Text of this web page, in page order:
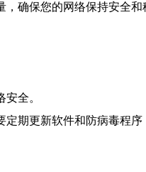
确保您的网络保持安全和
全。
期更新软件和防病毒程